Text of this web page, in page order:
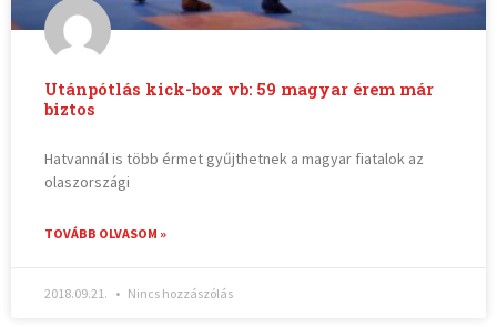
Utánpótlás kick-box vb: 59 magyar érem már
biztos
Hatvannál is több érmet gyűjthetnek a magyar fiatalok az
olaszországi
TOVÁBB OLVASOM »
2018.09.21. Nincs hozzászólás